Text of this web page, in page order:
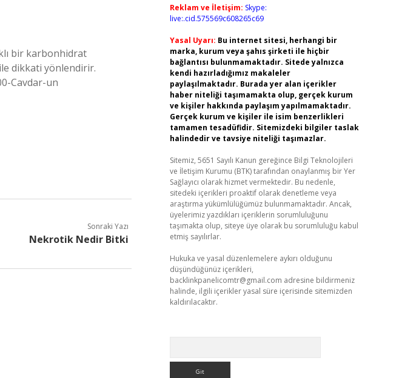
bir karbonhidrat
dikkati yönlendirir.
Cavdar-un
Sonraki Yazı
Nekrotik Nedir Bitki
Reklam ve İletişim: Skype:
live:.cid.575569c608265c69
Yasal Uyarı: Bu internet sitesi, herhangi bir
marka, kurum veya şahıs şirketi ile hiçbir
bağlantısı bulunmamaktadır. Sitede yalnızca
kendi hazırladığımız makaleler
paylaşılmaktadır. Burada yer alan içerikler
haber niteliği taşımamakta olup, gerçek kurum
ve kişiler hakkında paylaşım yapılmamaktadır.
Gerçek kurum ve kişiler ile isim benzerlikleri
tamamen tesadüfidir. Sitemizdeki bilgiler taslak
halindedir ve tavsiye niteliği taşımazlar.
Sitemiz, 5651 Sayılı Kanun gereğince Bilgi Teknolojileri
ve İletişim Kurumu (BTK) tarafından onaylanmış bir Yer
Sağlayıcı olarak hizmet vermektedir. Bu nedenle,
sitedeki içerikleri proaktif olarak denetleme veya
araştırma yükümlülüğümüz bulunmamaktadır. Ancak,
üyelerimiz yazdıkları içeriklerin sorumluluğunu
taşımakta olup, siteye üye olarak bu sorumluluğu kabul
etmiş sayılırlar.
Hukuka ve yasal düzenlemelere aykırı olduğunu
düşündüğünüz içerikleri,
backlinkpanelicomtr@gmail.com adresine bildirmeniz
halinde, ilgili içerikler yasal süre içerisinde sitemizden
kaldırılacaktır.